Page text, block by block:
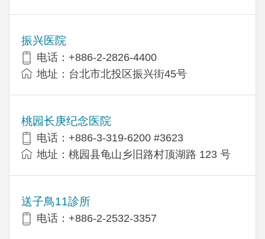
振兴医院
电话：+886-2-2826-4400
地址：台北市北投区振兴街45号
桃园长庚纪念医院
电话：+886-3-319-6200 #3623
地址：桃园县龟山乡旧路村顶湖路 123 号
送子鳥11診所
电话：+886-2-2532-3357